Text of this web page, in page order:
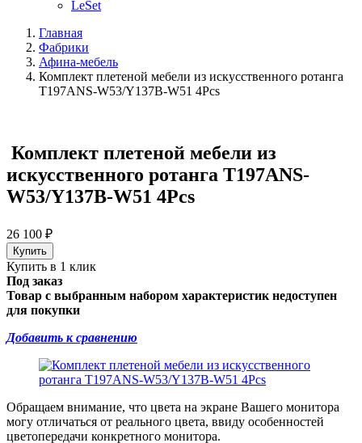
LeSet
Главная
Фабрики
Афина-мебель
Комплект плетеной мебели из искусственного ротанга
T197ANS-W53/Y137B-W51 4Pcs
Комплект плетеной мебели из
искусственного ротанга T197ANS-
W53/Y137B-W51 4Pcs
26 100 ₽
Купить в 1 клик
Под заказ
Товар с выбранным набором характеристик недоступен
для покупки
Добавить к сравнению
Обращаем внимание, что цвета на экране Вашего монитора
могу отличаться от реального цвета, ввиду особенностей
цветопередачи конкретного монитора.